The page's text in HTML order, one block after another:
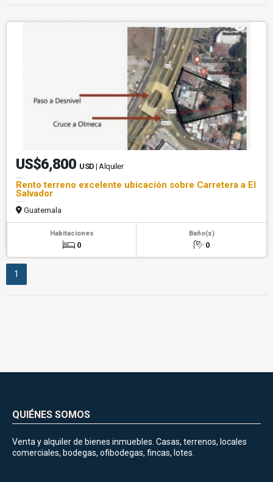
US$6,800 USD | Alquiler
Rento terreno excelente ubicación sobre Carretera a El
Salvador
Guatemala
Habitaciones
0
Baño(s)
0
1
QUIÉNES SOMOS
Venta y alquiler de bienes inmuebles. Casas, terrenos, locales
comerciales, bodegas, ofibodegas, fincas, lotes.